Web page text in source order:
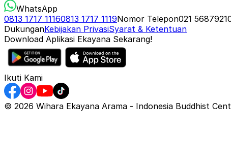
WhatsApp
0813 1717 11160813 1717 1119Nomor Telepon021 5687921
DukunganKebijakan PrivasiSyarat & Ketentuan
Download Aplikasi Ekayana Sekarang!
Ikuti Kami
© 2026 Wihara Ekayana Arama - Indonesia Buddhist